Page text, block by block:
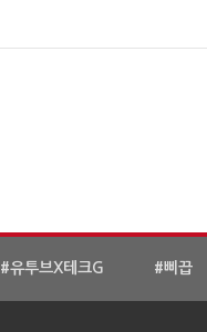
#유투브X테크G #삐끕